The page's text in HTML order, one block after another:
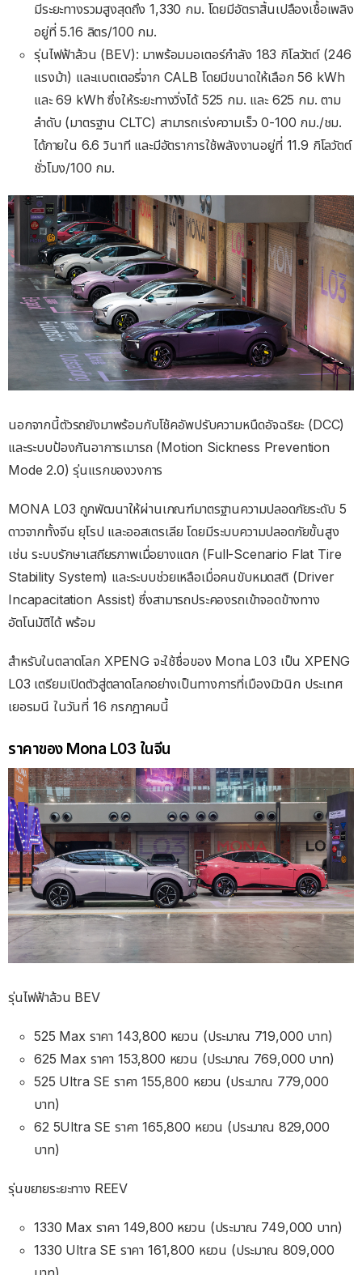
มีระยะทางรวมสูงสุดถึง 1,330 กม. โดยมีอัตราสิ้นเปลืองเชื้อเพลิง
อยู่ที่ 5.16 ลิตร/100 กม.
รุ่นไฟฟ้าล้วน (BEV): มาพร้อมมอเตอร์กำลัง 183 กิโลวัตต์ (246
แรงม้า) และแบตเตอรี่จาก CALB โดยมีขนาดให้เลือก 56 kWh
และ 69 kWh ซึ่งให้ระยะทางวิ่งได้ 525 กม. และ 625 กม. ตาม
ลำดับ (มาตรฐาน CLTC) สามารถเร่งความเร็ว 0-100 กม./ชม.
ได้ภายใน 6.6 วินาที และมีอัตราการใช้พลังงานอยู่ที่ 11.9 กิโลวัตต์
ชั่วโมง/100 กม.
นอกจากนี้ตัวรถยังมาพร้อมกับโช้คอัพปรับความหนืดอัจฉริยะ (DCC)
และระบบป้องกันอาการเมารถ (Motion Sickness Prevention
Mode 2.0) รุ่นแรกของวงการ
MONA L03 ถูกพัฒนาให้ผ่านเกณฑ์มาตรฐานความปลอดภัยระดับ 5
ดาวจากทั้งจีน ยุโรป และออสเตรเลีย โดยมีระบบความปลอดภัยขั้นสูง
เช่น ระบบรักษาเสถียรภาพเมื่อยางแตก (Full-Scenario Flat Tire
Stability System) และระบบช่วยเหลือเมื่อคนขับหมดสติ (Driver
Incapacitation Assist) ซึ่งสามารถประคองรถเข้าจอดข้างทาง
อัตโนมัติได้ พร้อม
สำหรับในตลาดโลก XPENG จะใช้ชื่อของ Mona L03 เป็น XPENG
L03 เตรียมเปิดตัวสู่ตลาดโลกอย่างเป็นทางการที่เมืองมิวนิก ประเทศ
เยอรมนี ในวันที่ 16 กรกฎาคมนี้
ราคาของ Mona L03 ในจีน
รุ่นไฟฟ้าล้วน BEV
525 Max ราคา 143,800 หยวน (ประมาณ 719,000 บาท)
625 Max ราคา 153,800 หยวน (ประมาณ 769,000 บาท)
525 Ultra SE ราคา 155,800 หยวน (ประมาณ 779,000
บาท)
62 5Ultra SE ราคา 165,800 หยวน (ประมาณ 829,000
บาท)
รุ่นขยายระยะทาง REEV
1330 Max ราคา 149,800 หยวน (ประมาณ 749,000 บาท)
1330 Ultra SE ราคา 161,800 หยวน (ประมาณ 809,000